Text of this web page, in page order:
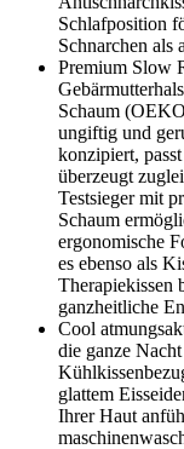
Schlafposition
Schnarchen als
Premium Slow
Schaum
ungiftig und
konzipiert,
überzeugt
Testsieger mit
Schaum
ergonomische
es ebenso als
Therapiekissen
ganzheitliche
Cool
die ganze
glattem
Ihrer Haut